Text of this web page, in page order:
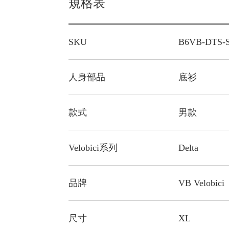
SKU B6VB-DTS-
人身部品 底衫
款式 男款
Velobici系列 Delta
品牌 VB Velobici
尺寸 XL